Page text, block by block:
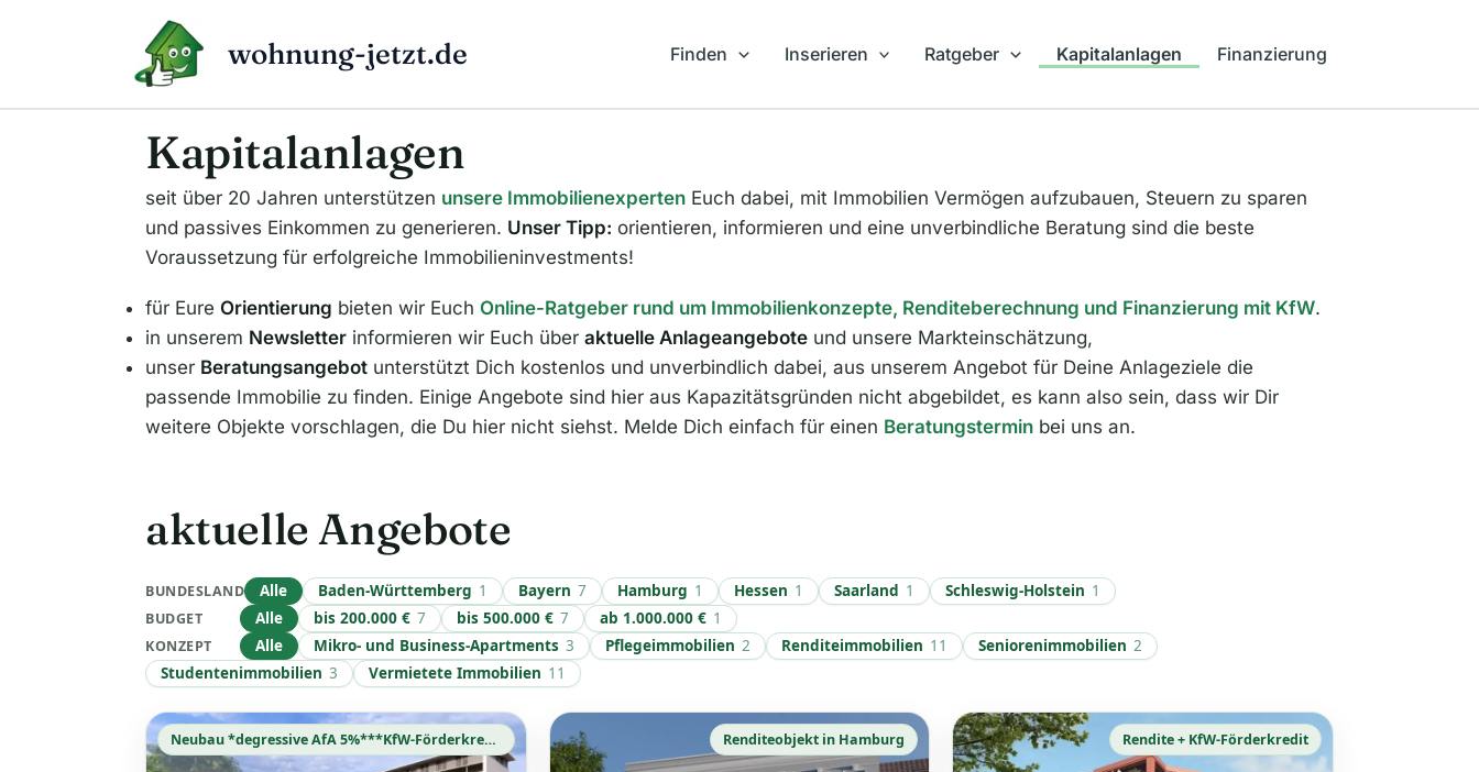
wohnung-jetzt.de Finden Inserieren Ratgeber Kapitalanlagen Finanzierung
Kapitalanlagen
seit über 20 Jahren unterstützen unsere Immobilienexperten Euch dabei, mit Immobilien Vermögen aufzubauen, Steuern zu sparen
und passives Einkommen zu generieren. Unser Tipp: orientieren, informieren und eine unverbindliche Beratung sind die beste
Voraussetzung für erfolgreiche Immobilieninvestments!
für Eure Orientierung bieten wir Euch Online-Ratgeber rund um Immobilienkonzepte, Renditeberechnung und Finanzierung mit KfW.
in unserem Newsletter informieren wir Euch über aktuelle Anlageangebote und unsere Markteinschätzung,
unser Beratungsangebot unterstützt Dich kostenlos und unverbindlich dabei, aus unserem Angebot für Deine Anlageziele die
passende Immobilie zu finden. Einige Angebote sind hier aus Kapazitätsgründen nicht abgebildet, es kann also sein, dass wir Dir
weitere Objekte vorschlagen, die Du hier nicht siehst. Melde Dich einfach für einen Beratungstermin bei uns an.
aktuelle Angebote
BUNDESLAND Alle Baden-Württemberg 1 Bayern 7 Hamburg 1 Hessen 1 Saarland 1 Schleswig-Holstein 1
BUDGET Alle bis 200.000 € 7 bis 500.000 € 7 ab 1.000.000 € 1
KONZEPT Alle Mikro- und Business-Apartments 3 Pflegeimmobilien 2 Renditeimmobilien 11 Seniorenimmobilien 2
Studentenimmobilien 3 Vermietete Immobilien 11
Neubau *degressive AfA 5%***KfW-Förderkredit* Renditeobjekt in Hamburg Rendite + KfW-Förderkredit